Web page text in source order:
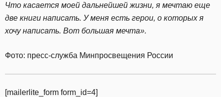
Что касается моей дальнейшей жизни, я мечтаю еще
две книги написать. У меня есть герои, о которых я
хочу написать. Вот большая мечта».
Фото: пресс-служба Минпросвещения России
[mailerlite_form form_id=4]